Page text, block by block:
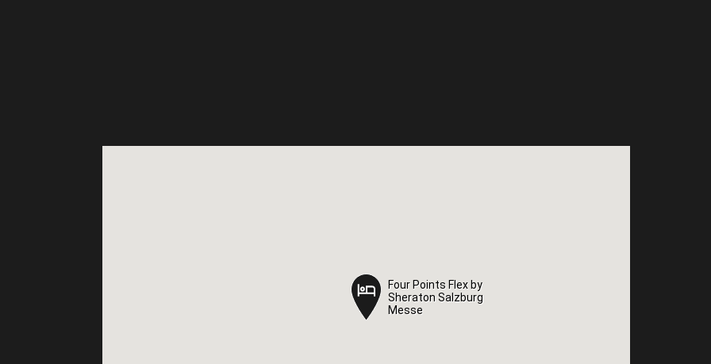
Four Points Flex by
Sheraton Salzburg
Messe
Four Points Flex by
Sheraton Salzburg
Messe